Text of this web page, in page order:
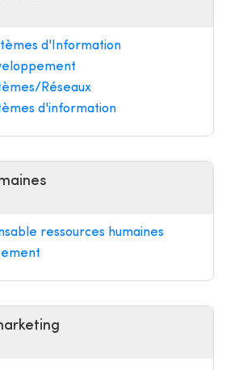
d'Information
Réseaux
d'information
ressources humaines